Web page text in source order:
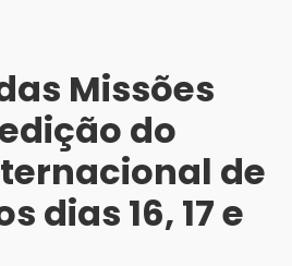
Missões
do
de
dias 16, 17 e